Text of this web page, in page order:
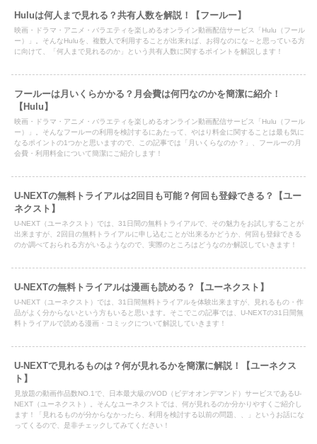
Huluは何人まで見れる？共有人数を解説！【フールー】
映画・ドラマ・アニメ・バラエティを楽しめるオンライン動画配信サービス「Hulu（フール
ー）」。そんなHuluを、複数人で利用することが出来れば、お得なのにな～と思っている方
に向けて、「何人まで見れるのか」という共有人数に関するポイントを解説します！
フールーは月いくらかかる？月会費は何円なのかを簡潔に紹介！
【Hulu】
映画・ドラマ・アニメ・バラエティを楽しめるオンライン動画配信サービス「Hulu（フール
ー）」。そんなフールーの利用を検討するにあたって、やはり料金に関することは最も気に
なるポイントの1つかと思いますので、この記事では「月いくらなのか？」、フールーの月
会費・利用料金について簡潔にご紹介します！
U-NEXTの無料トライアルは2回目も可能？何回も登録できる？【ユー
ネクスト】
U-NEXT（ユーネクスト）では、31日間の無料トライアルで、その魅力をお試しすることが
出来ますが、2回目の無料トライアルに申し込むことが出来るかどうか、何回も登録できる
のか調べておられる方がいるようなので、実際のところはどうなのか解説していきます！
U-NEXTの無料トライアルは漫画も読める？【ユーネクスト】
U-NEXT（ユーネクスト）では、31日間無料トライアルを体験出来ますが、見れるもの・作
品がよく分からないという方もいると思います。そこでこの記事では、U-NEXTの31日間無
料トライアルで読める漫画・コミックについて解説していきます！
U-NEXTで見れるものは？何が見れるかを簡潔に解説！【ユーネクス
ト】
見放題の動画作品数NO.1で、日本最大級のVOD（ビデオオンデマンド）サービスであるU-
NEXT（ユーネクスト）。そんなユーネクストでは、何が見れるのか分かりやすくご紹介し
ます！「見れるものが分からなかったら、利用を検討する以前の問題、、」というお話にな
ってくるので、是非チェックしてみてください！